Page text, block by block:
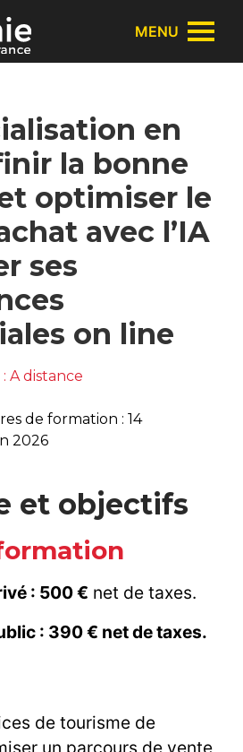
cookies
MENU
en
la bonne
optimiser le
avec l’IA
ses
on line
A distance
de formation : 14
2026
et objectifs
: 500 € net de taxes.
: 390 € net de taxes.
de tourisme de